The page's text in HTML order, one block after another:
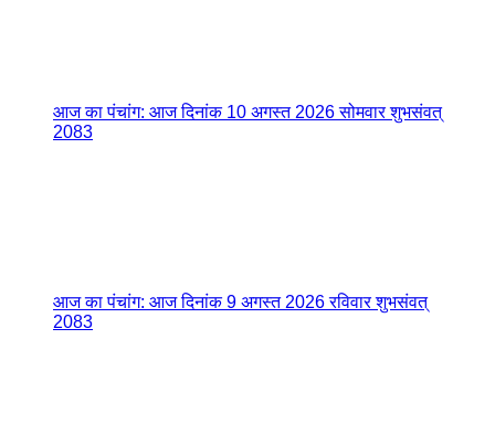
आज का पंचांग: आज दिनांक 10 अगस्त 2026 सोमवार शुभसंवत्
2083
आज का पंचांग: आज दिनांक 9 अगस्त 2026 रविवार शुभसंवत्
2083